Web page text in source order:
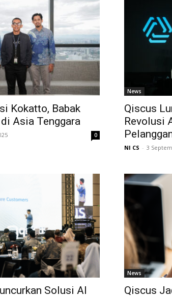
Kokatto, Babak
Asia Tenggara
0
News
Qiscus
Revolusi
NI CS - 3
Solusi AI
News
Qiscus